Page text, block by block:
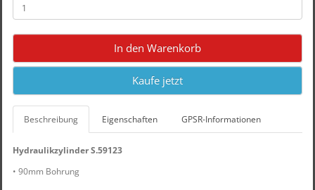
In den Warenkorb
Kaufe jetzt
Beschreibung Eigenschaften GPSR-Informationen
Hydraulikzylinder S.59123
• 90mm Bohrung